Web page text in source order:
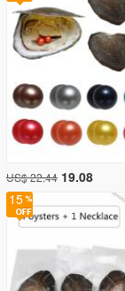
15
US$ 22.44 19.08